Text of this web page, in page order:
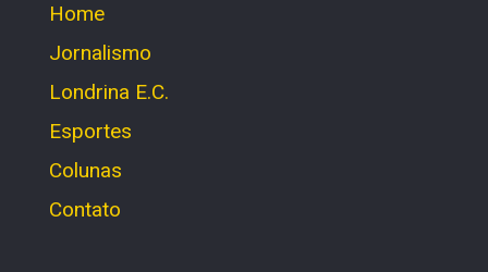
Home
Jornalismo
Londrina E.C.
Esportes
Colunas
Contato